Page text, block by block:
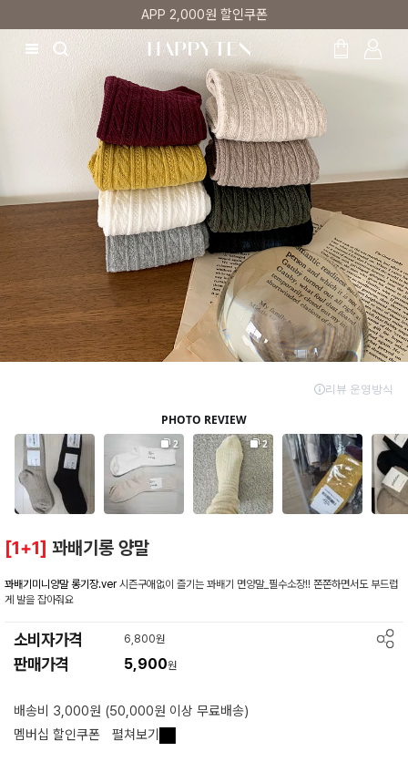
매주 리뷰어 최대 1만원 쿠폰
[1+1] 꽈배기롱 양말
꽈배기미니양말 롱기장.ver시즌구애없이 즐기는 꽈배기 면양말_필수소장!! 쫀쫀하면서도 부드럽
게 발을 잡아줘요
소비자가격 6,800원
판매가격 5,900원
배송비 3,000원 (50,000원 이상 무료배송)
멤버십 할인쿠폰
펼쳐보기